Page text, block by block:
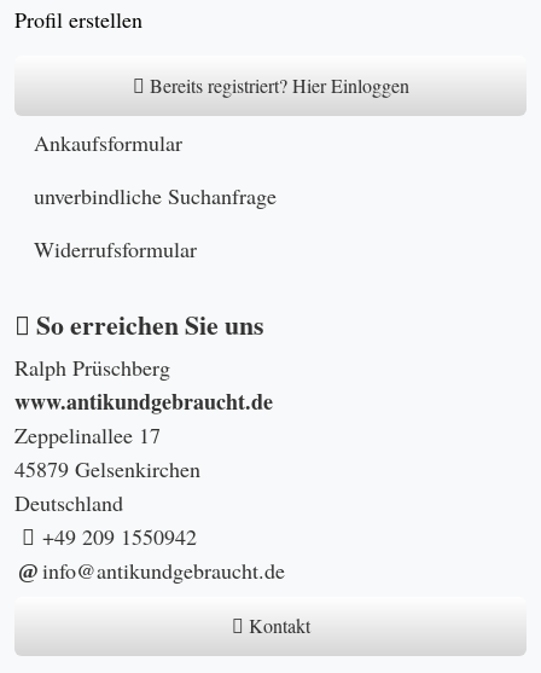
Profil erstellen
Bereits registriert? Hier Einloggen
Ankaufsformular
unverbindliche Suchanfrage
Widerrufsformular
So erreichen Sie uns
Ralph Prüschberg
www.antikundgebraucht.de
Zeppelinallee 17
45879 Gelsenkirchen
Deutschland
+49 209 1550942
info@antikundgebraucht.de
Kontakt